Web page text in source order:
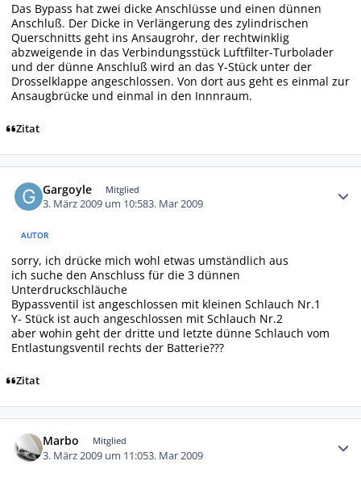
Das Bypass hat zwei dicke Anschlüsse und einen dünnen
Anschluß. Der Dicke in Verlängerung des zylindrischen
Querschnitts geht ins Ansaugrohr, der rechtwinklig
abzweigende in das Verbindungsstück Luftfilter-Turbolader
und der dünne Anschluß wird an das Y-Stück unter der
Drosselklappe angeschlossen. Von dort aus geht es einmal zur
Ansaugbrücke und einmal in den Innnraum.
Zitat
Gargoyle Mitglied
3. März 2009 um 10:583. Mar 2009
AUTOR
sorry, ich drücke mich wohl etwas umständlich aus
ich suche den Anschluss für die 3 dünnen
Unterdruckschläuche
Bypassventil ist angeschlossen mit kleinen Schlauch Nr.1
Y- Stück ist auch angeschlossen mit Schlauch Nr.2
aber wohin geht der dritte und letzte dünne Schlauch vom
Entlastungsventil rechts der Batterie???
Zitat
Marbo Mitglied
3. März 2009 um 11:053. Mar 2009